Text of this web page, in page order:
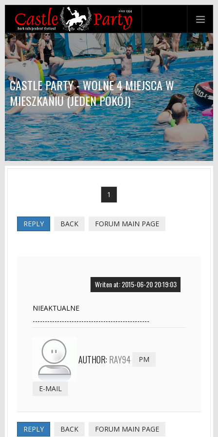
CASTLE PARTY - WOLNE 4 MIEJSCA W
MIESZKANIU (JEDEN POKÓJ)
1
REPLY BACK FORUM MAIN PAGE
Writen at: 2015-06-20 20:19:03
NIEAKTUALNE
------------------------------------------------
AUTHOR: RAY94 PM
E-MAIL
REPLY BACK FORUM MAIN PAGE